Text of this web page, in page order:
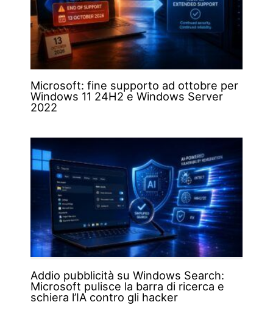
Microsoft: fine supporto ad ottobre per
Windows 11 24H2 e Windows Server
2022
Addio pubblicità su Windows Search:
Microsoft pulisce la barra di ricerca e
schiera l’IA contro gli hacker